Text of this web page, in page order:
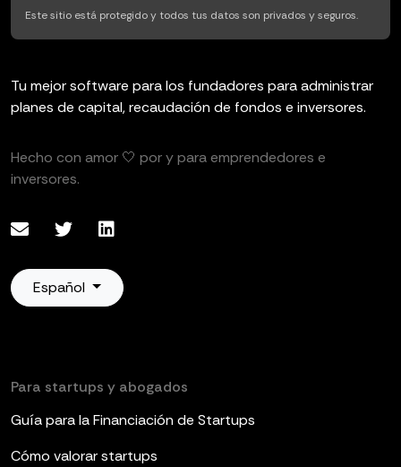
Este sitio está protegido y todos tus datos son privados y seguros.
Tu mejor software para los fundadores para administrar
planes de capital, recaudación de fondos e inversores.
Hecho con amor 🤍 por y para emprendedores e
inversores.
Español
Para startups y abogados
Guía para la Financiación de Startups
Cómo valorar startups